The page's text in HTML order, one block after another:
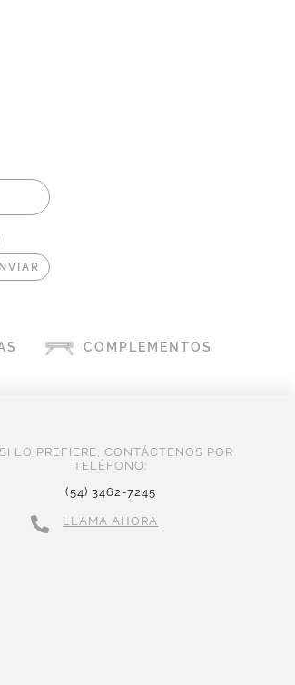
COMPLEMENTOS
LO PREFIERE, CONTÁCTENOS POR
TELÉFONO:
(54) 3462-7245
LLAMA AHORA